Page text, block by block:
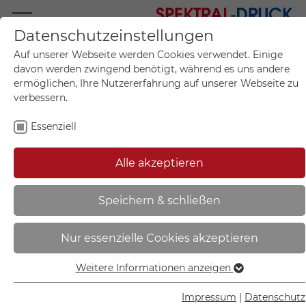
Mo.-Fr. 09:00-17:00
+49 (0)711 55 75 25
Mein Konto
Mein Warenkorb
Sie sind hier: Start
Hinweisschild | Vorsicht Giftköder -
50.1677
Datenschutzeinstellungen
Auf unserer Webseite werden Cookies verwendet. Einige
davon werden zwingend benötigt, während es uns andere
ermöglichen, Ihre Nutzererfahrung auf unserer Webseite zu
verbessern.
Essenziell
Alle akzeptieren
Speichern & schließen
Nur essenzielle Cookies akzeptieren
Essenziell
Essenzielle Cookies werden für grundlegende Funktionen
Weitere Informationen anzeigen
Impressum Datenschutz